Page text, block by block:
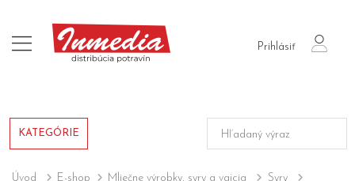
Prihlásiť
login
KATEGÓRIE
Úvod E-shop Mliečne výrobky, syry a vajcia
Syry